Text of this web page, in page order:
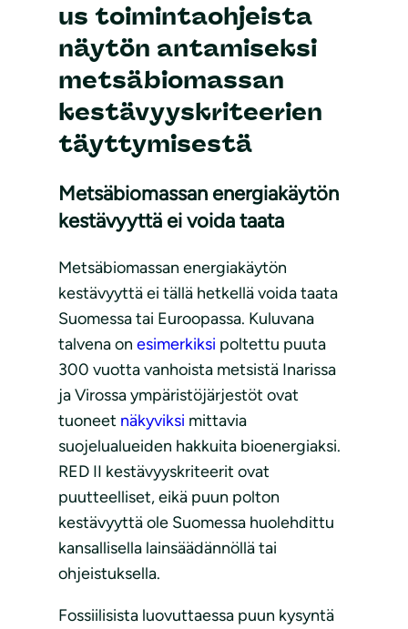
us toimintaohjeista
näytön antamiseksi
metsäbiomassan
kestävyyskriteerien
täyttymisestä
Metsäbiomassan energiakäytön
kestävyyttä ei voida taata
Metsäbiomassan energiakäytön
kestävyyttä ei tällä hetkellä voida taata
Suomessa tai Euroopassa. Kuluvana
talvena on esimerkiksi poltettu puuta
300 vuotta vanhoista metsistä Inarissa
ja Virossa ympäristöjärjestöt ovat
tuoneet näkyviksi mittavia
suojelualueiden hakkuita bioenergiaksi.
RED II kestävyyskriteerit ovat
puutteelliset, eikä puun polton
kestävyyttä ole Suomessa huolehdittu
kansallisella lainsäädännöllä tai
ohjeistuksella.
Fossiilisista luovuttaessa puun kysyntä